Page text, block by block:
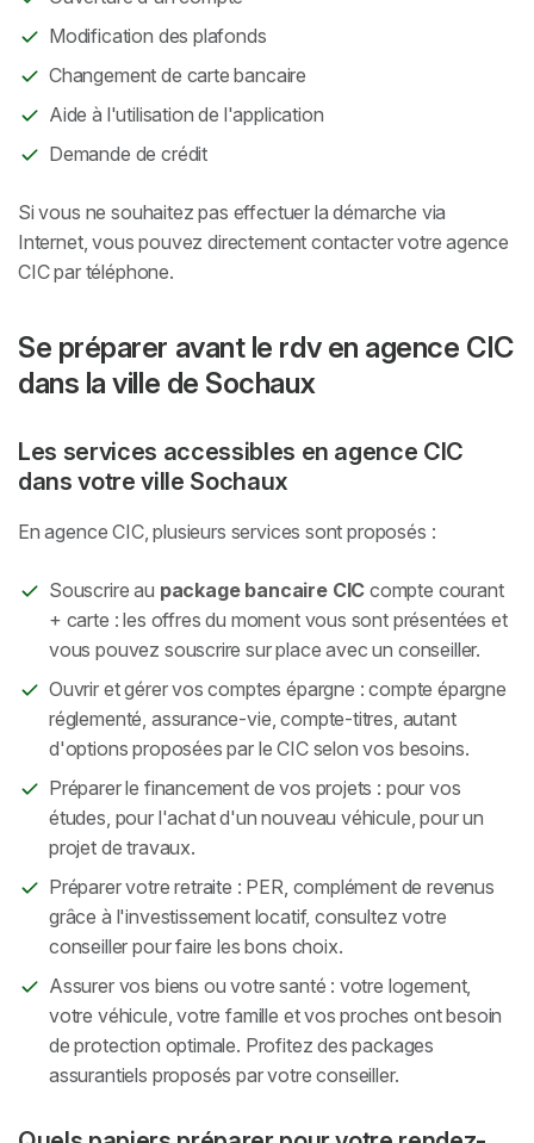
Modification des plafonds
Changement de carte bancaire
Aide à l'utilisation de l'application
Demande de crédit
Si vous ne souhaitez pas effectuer la démarche via
Internet, vous pouvez directement contacter votre agence
CIC par téléphone.
Se préparer avant le rdv en agence CIC
dans la ville de Sochaux
Les services accessibles en agence CIC
dans votre ville Sochaux
En agence CIC, plusieurs services sont proposés :
Souscrire au package bancaire CIC compte courant
+ carte : les offres du moment vous sont présentées et
vous pouvez souscrire sur place avec un conseiller.
Ouvrir et gérer vos comptes épargne : compte épargne
réglementé, assurance-vie, compte-titres, autant
d'options proposées par le CIC selon vos besoins.
Préparer le financement de vos projets : pour vos
études, pour l'achat d'un nouveau véhicule, pour un
projet de travaux.
Préparer votre retraite : PER, complément de revenus
grâce à l'investissement locatif, consultez votre
conseiller pour faire les bons choix.
Assurer vos biens ou votre santé : votre logement,
votre véhicule, votre famille et vos proches ont besoin
de protection optimale. Profitez des packages
assurantiels proposés par votre conseiller.